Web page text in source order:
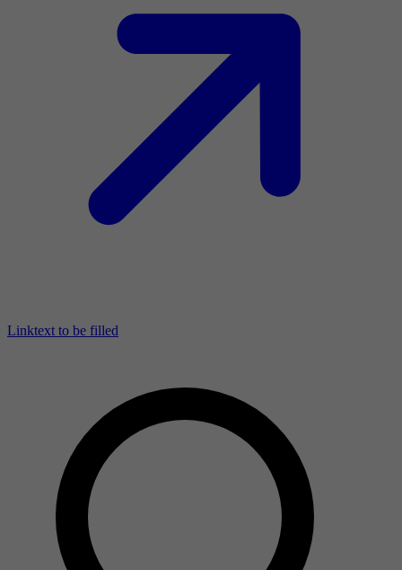
Linktext to be filled